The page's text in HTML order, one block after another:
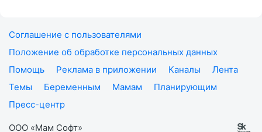
Соглашение с пользователями
Положение об обработке персональных данных
Помощь
Реклама в приложении Каналы
Лента
Темы
Беременным Мамам
Планирующим
Пресс-центр
ООО «Мам Софт»